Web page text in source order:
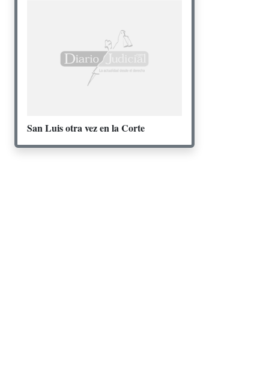
San Luis otra vez en la Corte